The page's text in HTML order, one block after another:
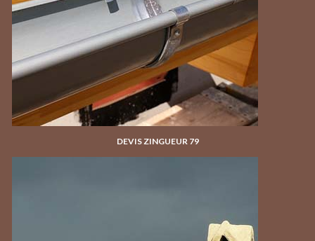
DEVIS ZINGUEUR 79